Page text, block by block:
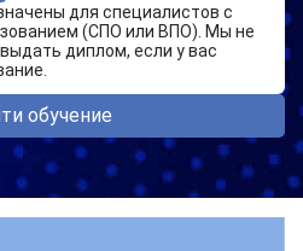
для специалистов с
(СПО или ВПО). Мы не
диплом, если у вас
обучение